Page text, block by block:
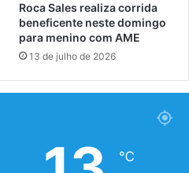
Roca Sales realiza corrida
beneficente neste domingo
para menino com AME
13 de julho de 2026
℃